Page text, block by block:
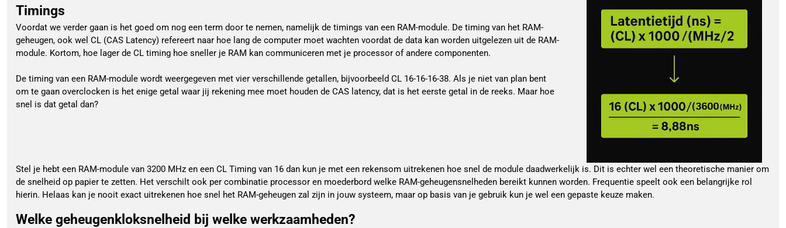
Timings
Voordat we verder gaan is het goed om nog een term door te nemen, namelijk de timings van een RAM-module. De timing van het RAM-
geheugen, ook wel CL (CAS Latency) refereert naar hoe lang de computer moet wachten voordat de data kan worden uitgelezen uit de RAM-
module. Kortom, hoe lager de CL timing hoe sneller je RAM kan communiceren met je processor of andere componenten.
De timing van een RAM-module wordt weergegeven met vier verschillende getallen, bijvoorbeeld CL 16-16-16-38. Als je niet van plan bent
om te gaan overclocken is het enige getal waar jij rekening mee moet houden de CAS latency, dat is het eerste getal in de reeks. Maar hoe
snel is dat getal dan?
Stel je hebt een RAM-module van 3200 MHz en een CL Timing van 16 dan kun je met een rekensom uitrekenen hoe snel de module daadwerkelijk is. Dit is echter wel een theoretische manier om
de snelheid op papier te zetten. Het verschilt ook per combinatie processor en moederbord welke RAM-geheugensnelheden bereikt kunnen worden. Frequentie speelt ook een belangrijke rol
hierin. Helaas kan je nooit exact uitrekenen hoe snel het RAM-geheugen zal zijn in jouw systeem, maar op basis van je gebruik kun je wel een gepaste keuze maken.
Welke geheugenkloksnelheid bij welke werkzaamheden?